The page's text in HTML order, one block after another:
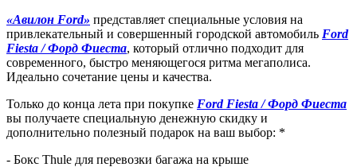
«Авилон Ford» представляет специальные условия на
привлекательный и совершенный городской автомобиль Ford
Fiesta / Форд Фиеста, который отлично подходит для
современного, быстро меняющегося ритма мегаполиса.
Идеально сочетание цены и качества.
Только до конца лета при покупке Ford Fiesta / Форд Фиеста
вы получаете специальную денежную скидку и
дополнительно полезный подарок на ваш выбор: *
- Бокс Thule для перевозки багажа на крыше